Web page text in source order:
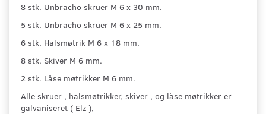
8 stk. Unbracho skruer M 6 x 30 mm.
5 stk. Unbracho skruer M 6 x 25 mm.
6 stk. Halsmøtrik M 6 x 18 mm.
8 stk. Skiver M 6 mm.
2 stk. Låse møtrikker M 6 mm.
Alle skruer , halsmøtrikker, skiver , og låse møtrikker er
galvaniseret ( Elz ),